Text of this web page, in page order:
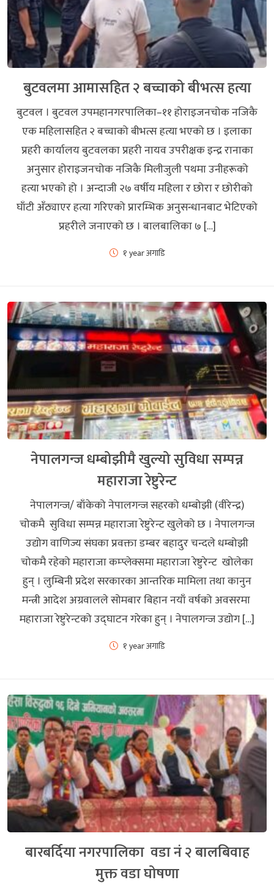
बुटवलमा आमासहित २ बच्चाको बीभत्स हत्या
बुटवल । बुटवल उपमहानगरपालिका–११ होराइजनचोक नजिकै
एक महिलासहित २ बच्चाको बीभत्स हत्या भएको छ । इलाका
प्रहरी कार्यालय बुटवलका प्रहरी नायव उपरीक्षक इन्द्र रानाका
अनुसार होराइजनचोक नजिकै मिलीजुली पथमा उनीहरूको
हत्या भएको हो । अन्दाजी २७ वर्षीय महिला र छोरा र छोरीको
घाँटी अँठ्याएर हत्या गरिएको प्रारम्भिक अनुसन्धानबाट भेटिएको
प्रहरीले जनाएको छ । बालबालिका ७ […]
१ year अगाडि
नेपालगन्ज धम्बोझीमै खुल्यो सुविधा सम्पन्न
महाराजा रेष्टुरेन्ट
नेपालगन्ज/ बाँकेको नेपालगन्ज सहरको धम्बोझी (वीरेन्द्र)
चोकमै सुविधा सम्पन्न महाराजा रेष्टुरेन्ट खुलेको छ । नेपालगन्ज
उद्योग वाणिज्य संघका प्रवक्ता डम्बर बहादुर चन्दले धम्बोझी
चोकमै रहेको महाराजा कम्प्लेक्समा महाराजा रेष्टुरेन्ट खोलेका
हुन् । लुम्बिनी प्रदेश सरकारका आन्तरिक मामिला तथा कानुन
मन्त्री आदेश अग्रवालले सोमबार बिहान नयाँ वर्षको अवसरमा
महाराजा रेष्टुरेन्टको उद्घाटन गरेका हुन् । नेपालगन्ज उद्योग […]
१ year अगाडि
बारबर्दिया नगरपालिका वडा नं २ बालबिवाह
मुक्त वडा घोषणा